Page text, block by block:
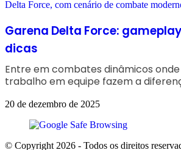
Garena Delta Force:
dicas
Entre em combates dinâmicos
trabalho em equipe fazem a
20 de dezembro de 2025
© Copyright 2026 - Todos os direitos